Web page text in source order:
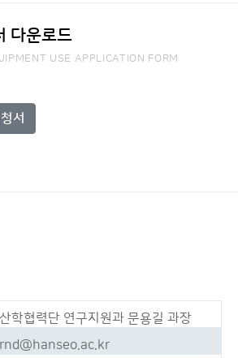
다운로드
USE APPLICATION FORM
서
산학협력단 연구지원과 문용길 과장
rnd@hanseo.ac.kr